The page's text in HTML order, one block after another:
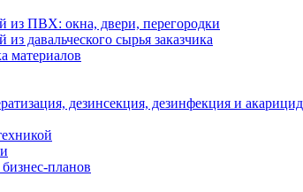
из ПВХ: окна, двери, перегородки
давальческого сырья заказчика
материалов
дезинсекция, дезинфекция и
планов